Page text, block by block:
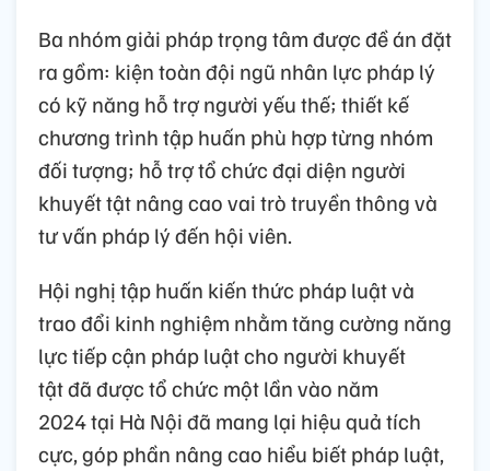
Ba nhóm giải pháp trọng tâm được đề án đặt
ra gồm: kiện toàn đội ngũ nhân lực pháp lý
có kỹ năng hỗ trợ người yếu thế; thiết kế
chương trình tập huấn phù hợp từng nhóm
đối tượng; hỗ trợ tổ chức đại diện người
khuyết tật nâng cao vai trò truyền thông và
tư vấn pháp lý đến hội viên.
Hội nghị tập huấn kiến thức pháp luật và
trao đổi kinh nghiệm nhằm tăng cường năng
lực tiếp cận pháp luật cho người khuyết
tậtđã được tổ chức một lần vào năm
2024tại Hà Nộiđã mang lại hiệu quả tích
cực, góp phần nâng cao hiểu biết pháp luật,